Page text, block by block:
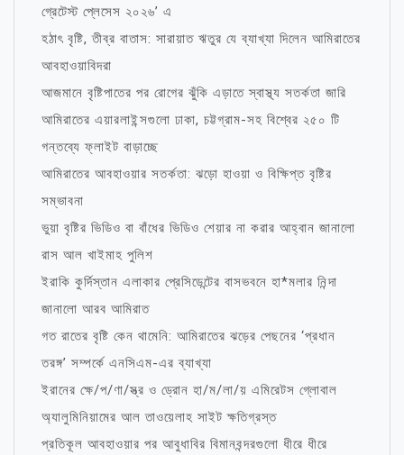
গ্রেটেস্ট প্লেসেস ২০২৬’ এ
হঠাৎ বৃষ্টি, তীব্র বাতাস: সারায়াত ঋতুর যে ব্যাখ্যা দিলেন আমিরাতের
আবহাওয়াবিদরা
আজমানে বৃষ্টিপাতের পর রোগের ঝুঁকি এড়াতে স্বাস্থ্য সতর্কতা জারি
আমিরাতের এয়ারলাইন্সগুলো ঢাকা, চট্টগ্রাম-সহ বিশ্বের ২৫০ টি
গন্তব্যে ফ্লাইট বাড়াচ্ছে
আমিরাতের আবহাওয়ার সতর্কতা: ঝড়ো হাওয়া ও বিক্ষিপ্ত বৃষ্টির
সম্ভাবনা
ভুয়া বৃষ্টির ভিডিও বা বাঁধের ভিডিও শেয়ার না করার আহ্বান জানালো
রাস আল খাইমাহ পুলিশ
ইরাকি কুর্দিস্তান এলাকার প্রেসিডেন্টের বাসভবনে হা*মলার নিন্দা
জানালো আরব আমিরাত
গত রাতের বৃষ্টি কেন থামেনি: আমিরাতের ঝড়ের পেছনের ‘প্রধান
তরঙ্গ’ সম্পর্কে এনসিএম-এর ব্যাখ্যা
ইরানের ক্ষে/প/ণা/স্ত্র ও ড্রোন হা/ম/লা/য় এমিরেটস গ্লোবাল
অ্যালুমিনিয়ামের আল তাওয়েলাহ সাইট ক্ষতিগ্রস্ত
প্রতিকূল আবহাওয়ার পর আবুধাবির বিমানবন্দরগুলো ধীরে ধীরে